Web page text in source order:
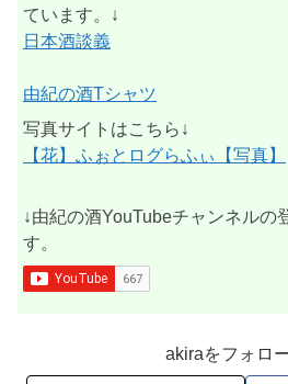
ています。↓
日本酒談義
由紀の酒Tシャツ
写真サイトはこちら↓
【花】ふぉとログらふぃ【写真】
↓由紀の酒YouTubeチャンネルの
す。
akiraをフォロ